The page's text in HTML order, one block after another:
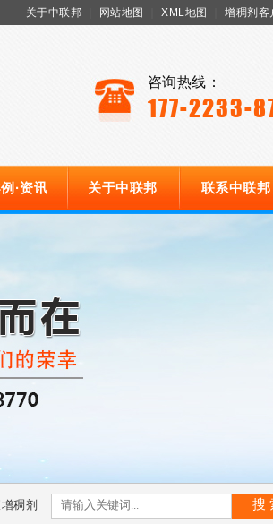
关于中联邦 网站地图 XML地图 增稠剂客
咨询热线：
177-2233-
·资讯 关于中联邦 联系中联邦
稠剂